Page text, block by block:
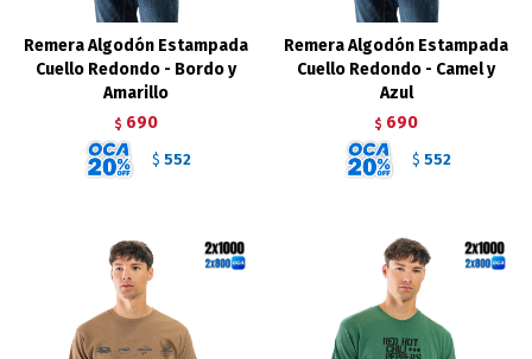
Remera Algodón Estampada
Cuello Redondo - Bordo y
Amarillo
$ 690
$ 552
Remera Algodón Estampada
Cuello Redondo - Camel y
Azul
$ 690
$ 552